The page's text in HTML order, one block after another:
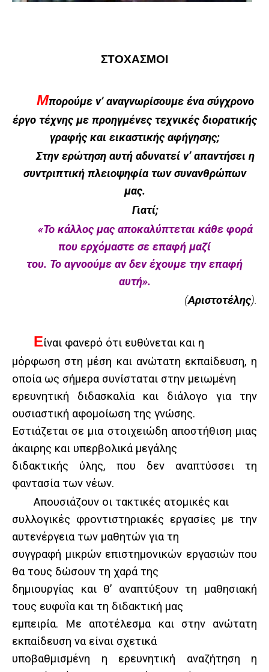
ΣΤΟΧΑΣΜΟΙ
Μπορούμε ν’ αναγνωρίσουμε ένα σύγχρονο
έργο τέχνης με προηγμένες τεχνικές διορατικής
γραφής και εικαστικής αφήγησης;
Στην ερώτηση αυτή αδυνατεί ν’ απαντήσει η
συντριπτική πλειοψηφία των συνανθρώπων
μας.
Γιατί;
«Το κάλλος μας αποκαλύπτεται κάθε φορά
που ερχόμαστε σε επαφή μαζί
του. Το αγνοούμε αν δεν έχουμε την επαφή
αυτή».
(Αριστοτέλης).
Είναι φανερό ότι ευθύνεται και η
μόρφωση στη μέση και ανώτατη εκπαίδευση, η
οποία ως σήμερα συνίσταται στην μειωμένη
ερευνητική διδασκαλία και διάλογο για την
ουσιαστική αφομοίωση της γνώσης.
Εστιάζεται σε μια στοιχειώδη αποστήθιση μιας
άκαιρης και υπερβολικά μεγάλης
διδακτικής ύλης, που δεν αναπτύσσει τη
φαντασία των νέων.
Απουσιάζουν οι τακτικές ατομικές και
συλλογικές φροντιστηριακές εργασίες με την
αυτενέργεια των μαθητών για τη
συγγραφή μικρών επιστημονικών εργασιών που
θα τους δώσουν τη χαρά της
δημιουργίας και θ’ αναπτύξουν τη μαθησιακή
τους ευφυΐα και τη διδακτική μας
εμπειρία. Με αποτέλεσμα και στην ανώτατη
εκπαίδευση να είναι σχετικά
υποβαθμισμένη η ερευνητική αναζήτηση η